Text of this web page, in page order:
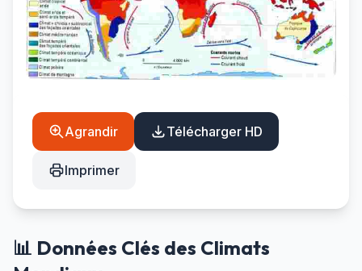
Agrandir Télécharger HD
Imprimer
📊 Données Clés des Climats